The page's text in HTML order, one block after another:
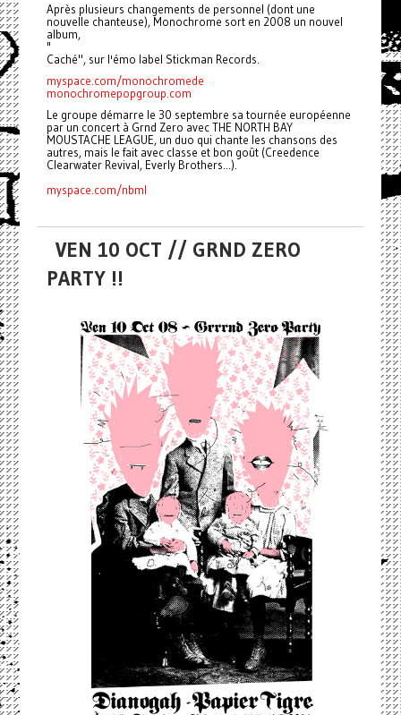
Après plusieurs changements de personnel (dont une
nouvelle chanteuse), Monochrome sort en 2008 un nouvel
album,
"
Caché", sur l'émo label Stickman Records.
myspace.com/monochromede
monochromepopgroup.com
Le groupe démarre le 30 septembre sa tournée européenne
par un concert à Grnd Zero avec THE NORTH BAY
MOUSTACHE LEAGUE, un duo qui chante les chansons des
autres, mais le fait avec classe et bon goût (Creedence
Clearwater Revival, Everly Brothers...).
myspace.com/nbml
VEN 10 OCT // GRND ZERO
PARTY !!